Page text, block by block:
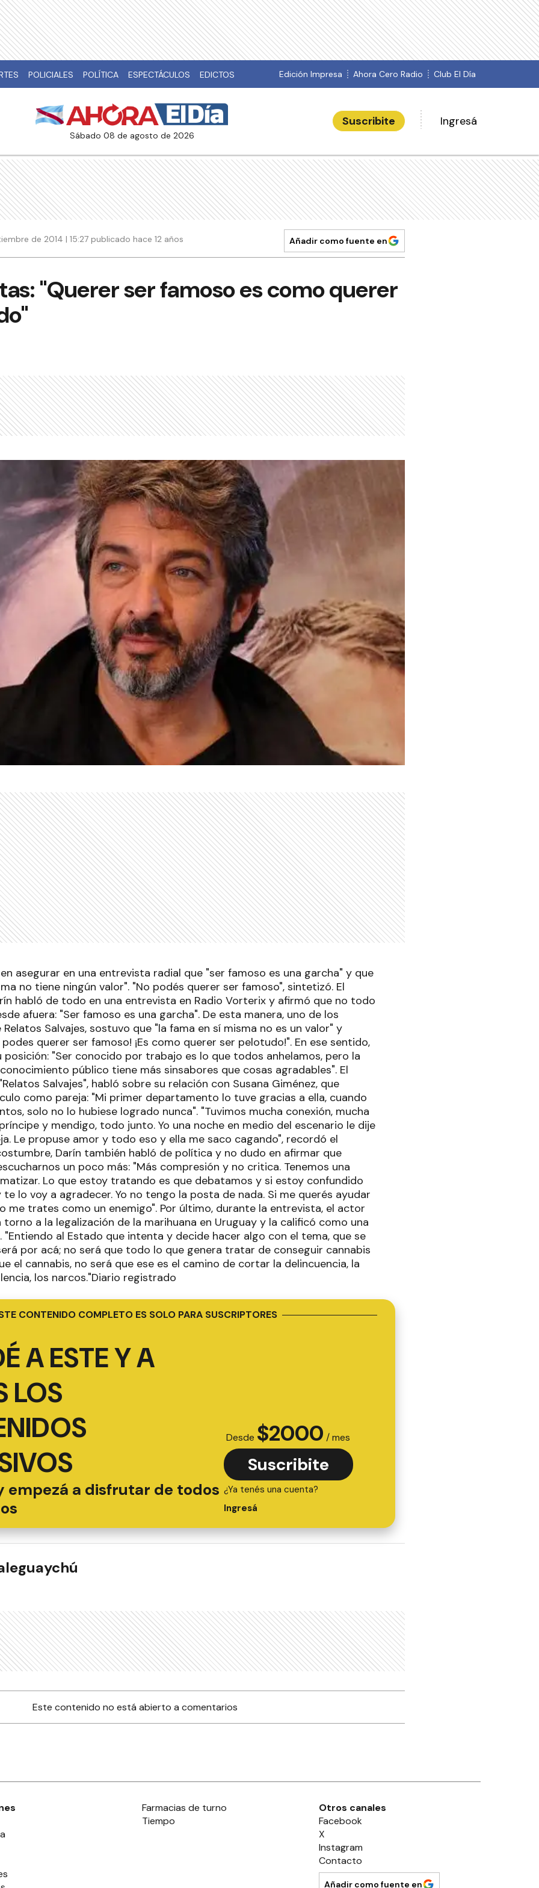
POLICIALES POLÍTICA ESPECTÁCULOS EDICTOS Edición Impresa Ahora Cero Radio Club El Día
sábado 08 de agosto de 2026
Suscribite Ingresá
de 2014 | 15:27 publicado hace 12 años Añadir como fuente en
"Querer ser famoso es como querer
asegurar en una entrevista radial que "ser famoso es una garcha" y que
no tiene ningún valor". "No podés querer ser famoso", sintetizó. El
habló de todo en una entrevista en Radio Vorterix y afirmó que no todo
afuera: "Ser famoso es una garcha". De esta manera, uno de los
Salvajes, sostuvo que "la fama en sí misma no es un valor" y
podes querer ser famoso! ¡Es como querer ser pelotudo!". En ese sentido,
posición: "Ser conocido por trabajo es lo que todos anhelamos, pero la
público tiene más sinsabores que cosas agradables". El
Salvajes", habló sobre su relación con Susana Giménez, que
como pareja: "Mi primer departamento lo tuve gracias a ella, cuando
solo no lo hubiese logrado nunca". "Tuvimos mucha conexión, mucha
y mendigo, todo junto. Yo una noche en medio del escenario le dije
Le propuse amor y todo eso y ella me saco cagando", recordó el
Darín también habló de política y no dudo en afirmar que
un poco más: "Más compresión y no critica. Tenemos una
Lo que estoy tratando es que debatamos y si estoy confundido
lo voy a agradecer. Yo no tengo la posta de nada. Si me querés ayudar
me trates como un enemigo". Por último, durante la entrevista, el actor
a la legalización de la marihuana en Uruguay y la calificó como una
"Entiendo al Estado que intenta y decide hacer algo con el tema, que se
por acá; no será que todo lo que genera tratar de conseguir cannabis
el cannabis, no será que ese es el camino de cortar la delincuencia, la
los narcos."Diario registrado
CONTENIDO COMPLETO ES SOLO PARA SUSCRIPTORES
A ESTE Y A
LOS
empezá a disfrutar de todos
Desde $2000 / mes
Suscribite
¿Ya tenés una cuenta?
Ingresá
Este contenido no está abierto a comentarios
Farmacias de turno
Tiempo
Otros canales
Facebook
X
Instagram
Contacto
Añadir como fuente en